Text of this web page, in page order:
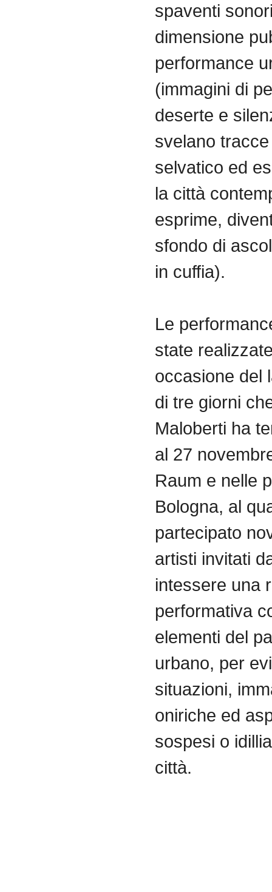
spaventi
dimensione
performance
(immagini di
deserte e
svelano tracce
selvatico ed
la città
esprime,
sfondo di
in cuffia).
Le
state
occasione del
di tre giorni
Maloberti ha
al 27
Raum e nelle
Bologna, al
partecipato
artisti invitati
intessere una
performativa
elementi del
urbano, per
situazioni,
oniriche ed
sospesi o
città.